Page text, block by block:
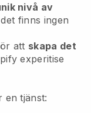
nivå av
finns ingen
att skapa det
experitise
en tjänst: